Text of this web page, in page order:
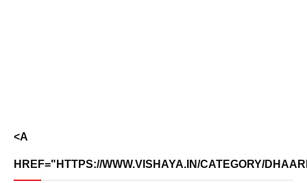
<A
HREF="HTTPS://WWW.VISHAYA.IN/CATEGORY/